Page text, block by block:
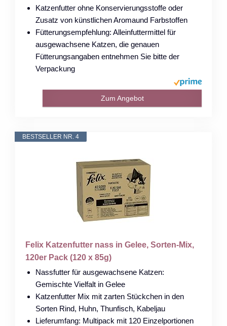
Katzenfutter ohne Konservierungsstoffe oder
Zusatz von künstlichen Aromaund Farbstoffen
Fütterungsempfehlung: Alleinfuttermittel für
ausgewachsene Katzen, die genauen
Fütterungsangaben entnehmen Sie bitte der
Verpackung
Zum Angebot
BESTSELLER NR. 4
Felix Katzenfutter nass in Gelee, Sorten-Mix,
120er Pack (120 x 85g)
Nassfutter für ausgewachsene Katzen:
Gemischte Vielfalt in Gelee
Katzenfutter Mix mit zarten Stückchen in den
Sorten Rind, Huhn, Thunfisch, Kabeljau
Lieferumfang: Multipack mit 120 Einzelportionen